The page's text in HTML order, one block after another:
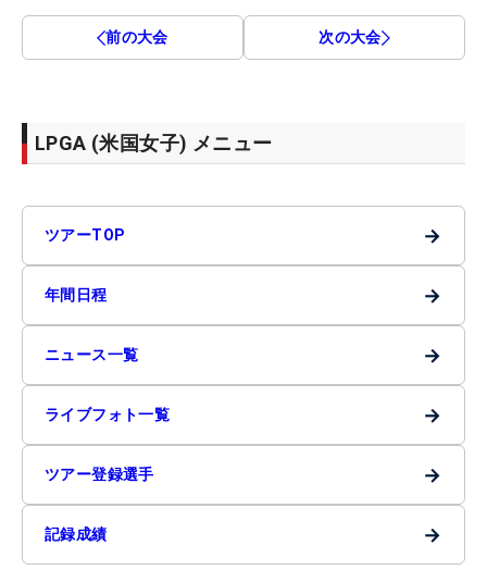
前の大会 次の大会
LPGA (米国女子) メニュー
ツアーTOP →
年間日程 →
ニュース一覧 →
ライブフォト一覧 →
ツアー登録選手 →
記録成績 →